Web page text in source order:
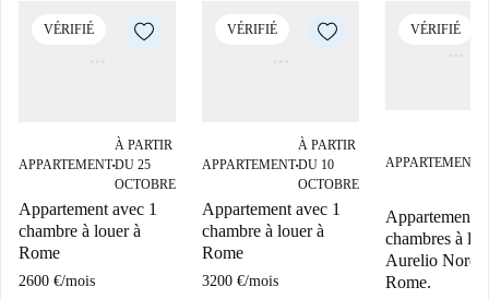
VÉRIFIÉ
APPARTEMENT■
À PARTIR
DU 25
OCTOBRE
Appartement avec 1
chambre à louer à
Rome
2600 €/mois
VÉRIFIÉ
APPARTEMENT■
À PARTIR
DU 10
OCTOBRE
Appartement avec 1
chambre à louer à
Rome
3200 €/mois
VÉRIFIÉ
APPARTEMENT
Appartement 2
chambres à
Aurelio Nord,
Rome.